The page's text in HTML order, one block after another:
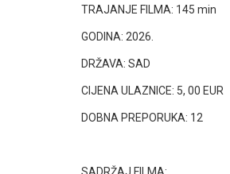
TRAJANJE FILMA: 145 min
GODINA: 2026.
DRŽAVA: SAD
CIJENA ULAZNICE: 5, 00 EUR
DOBNA PREPORUKA: 12
SADRŽAJ FILMA: